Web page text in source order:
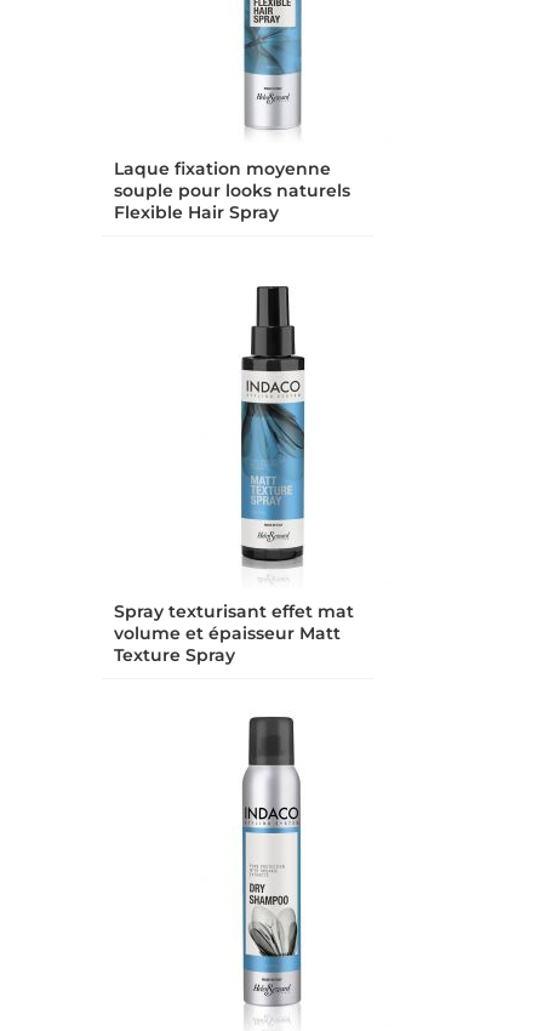
Laque fixation moyenne
souple pour looks naturels
Flexible Hair Spray
Spray texturisant effet mat
volume et épaisseur Matt
Texture Spray